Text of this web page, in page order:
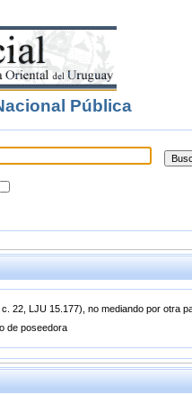
Pública
22, LJU 15.177), no mediando por otra
de poseedora